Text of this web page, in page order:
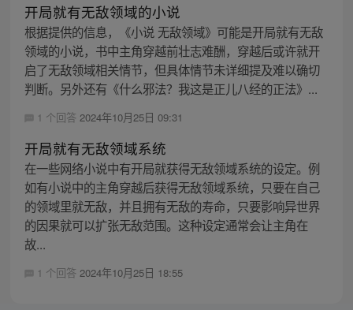
开局就有无敌领域的小说
根据提供的信息，《小说 无敌领域》可能是开局就有无敌
领域的小说，书中主角穿越前壮志难酬，穿越后或许就开
启了无敌领域相关情节，但具体情节未详细提及难以确切
判断。另外还有《什么邪法？我这是正儿八经的正法》...
1 个回答 2024年10月25日 09:31
开局就有无敌领域系统
在一些网络小说中有开局就获得无敌领域系统的设定。例
如有小说中的主角穿越后获得无敌领域系统，只要在自己
的领域里就无敌，并且拥有无敌的寿命，只要影响异世界
的因果就可以扩张无敌范围。这种设定通常会让主角在
故...
1 个回答 2024年10月25日 18:55